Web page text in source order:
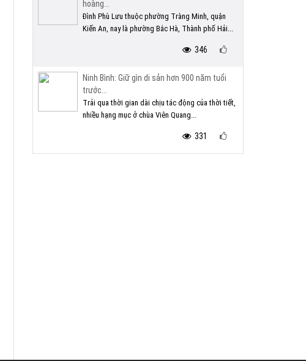
hoàng...
Đình Phù Lưu thuộc phường Tràng Minh, quận
Kiến An, nay là phường Bắc Hà, Thành phố Hải...
346
Ninh Bình: Giữ gìn di sản hơn 900 năm tuổi
trước...
Trải qua thời gian dài chịu tác động của thời tiết,
nhiều hạng mục ở chùa Viên Quang...
331